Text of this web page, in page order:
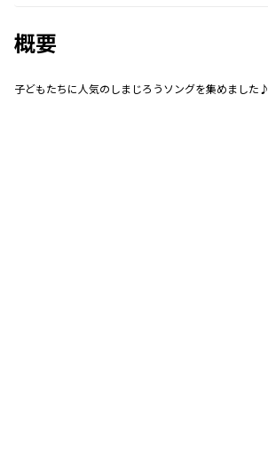
概要
子どもたちに人気のしまじろうソングを集めました♪